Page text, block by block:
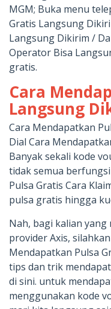
MGM; Buka menu
Gratis Langsung
Langsung Dikirim /
Operator Bisa
gratis.
Cara
Langsung
Cara Mendapatkan
Dial Cara
Banyak sekali kode
tidak semua
Pulsa Gratis Cara
pulsa gratis hingga
Nah, bagi kalian
provider Axis,
Mendapatkan Pulsa
tips dan trik
di sini. untuk
menggunakan kode